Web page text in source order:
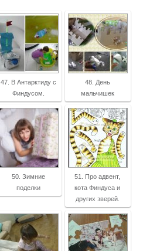
47. В Антарктиду с
Финдусом.
48. День
мальчишек
50. Зимние
поделки
51. Про адвент,
кота Финдуса и
других зверей.